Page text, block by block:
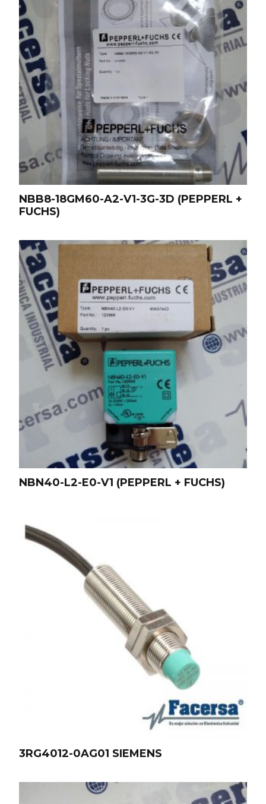
NBB8-18GM60-A2-V1-3G-3D (PEPPERL +
FUCHS)
NBN40-L2-E0-V1 (PEPPERL + FUCHS)
3RG4012-0AG01 SIEMENS